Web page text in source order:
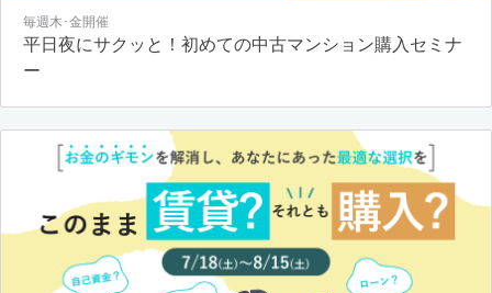
毎週木･金開催
平日夜にサクッと！初めての中古マンション購入セミナ
ー